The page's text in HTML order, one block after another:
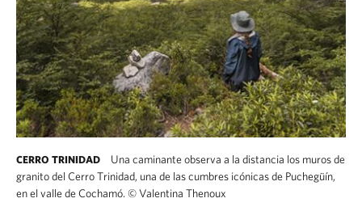
CERRO TRINIDAD
Una caminante observa a la distancia los muros de
granito del Cerro Trinidad, una de las cumbres icónicas de Puchegüín,
en el valle de Cochamó. ©Valentina Thenoux